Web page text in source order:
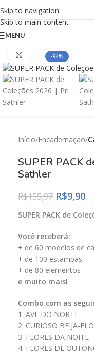
Skip to navigation
Skip to main content
MENU
-94%
Click to enlarge
Início Encadernação
SUPER PACK
Sathler
R$155,97 R$9,90
SUPER PACK de
Você receberá:
+ de 60 modelos de
+ de 100 estampas
+ de 80 elementos
e muito mais!
Combo com as
1. AVE DO NORTE
2. CURIOSO BEIJA-
3. FLORES DA NOITE
4. FLORES DE